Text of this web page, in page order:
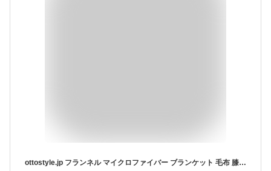
ottostyle.jp フランネル マイクロファイバー ブランケット 毛布 膝掛 ふわふわ フワッとやさしい肌触り ふんわり やわらか 可愛い 夏 冬 デスク オフィス リビング 寝室 ベッドルーム 事務 アウトドア キャンプ 軽量 おしゃれ 北欧 [100×140cm] [シェブロン/ベージュ]